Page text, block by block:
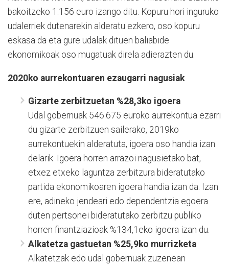
bakoitzeko 1.156 euro izango ditu. Kopuru hori inguruko
udalerriek dutenarekin alderatu ezkero, oso kopuru
eskasa da eta gure udalak dituen baliabide
ekonomikoak oso mugatuak direla adierazten du.
2020ko aurrekontuaren ezaugarri nagusiak
Gizarte zerbitzuetan %28,3ko igoera
Udal gobernuak 546.675 euroko aurrekontua ezarri
du gizarte zerbitzuen sailerako, 2019ko
aurrekontuekin alderatuta, igoera oso handia izan
delarik. Igoera horren arrazoi nagusietako bat,
etxez etxeko laguntza zerbitzura bideratutako
partida ekonomikoaren igoera handia izan da. Izan
ere, adineko jendeari edo dependentzia egoera
duten pertsonei bideratutako zerbitzu publiko
horren finantziazioak %134,1eko igoera izan du.
Alkatetza gastuetan %25,9ko murrizketa
Alkatetzak edo udal gobernuak zuzenean